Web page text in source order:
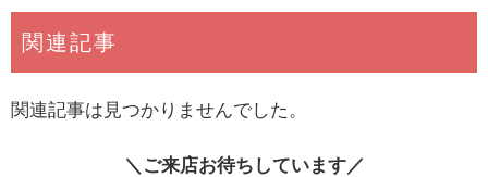
関連記事
関連記事は見つかりませんでした。
＼ご来店お待ちしています／